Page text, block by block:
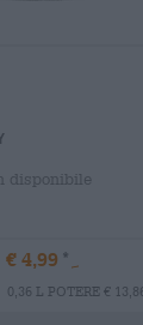
disponibile
€ 4,99
0,36 L POTERE €